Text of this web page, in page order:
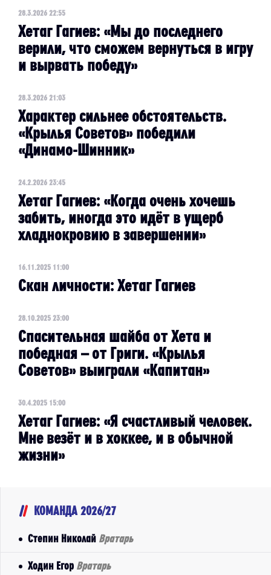
28.3.2026 22:55
Хетаг Гагиев: «Мы до последнего
верили, что сможем вернуться в игру
и вырвать победу»
28.3.2026 21:03
Характер сильнее обстоятельств.
«Крылья Советов» победили
«Динамо-Шинник»
24.2.2026 23:45
Хетаг Гагиев: «Когда очень хочешь
забить, иногда это идёт в ущерб
хладнокровию в завершении»
16.11.2025 11:00
Скан личности: Хетаг Гагиев
28.10.2025 23:00
Спасительная шайба от Хета и
победная – от Григи. «Крылья
Советов» выиграли «Капитан»
30.4.2025 15:00
Хетаг Гагиев: «Я счастливый человек.
Мне везёт и в хоккее, и в обычной
жизни»
КОМАНДА 2026/27
Степин Николай Вратарь
Ходин Егор Вратарь